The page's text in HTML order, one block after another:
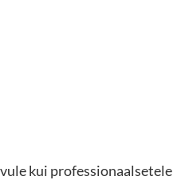
kui professionaalsetele